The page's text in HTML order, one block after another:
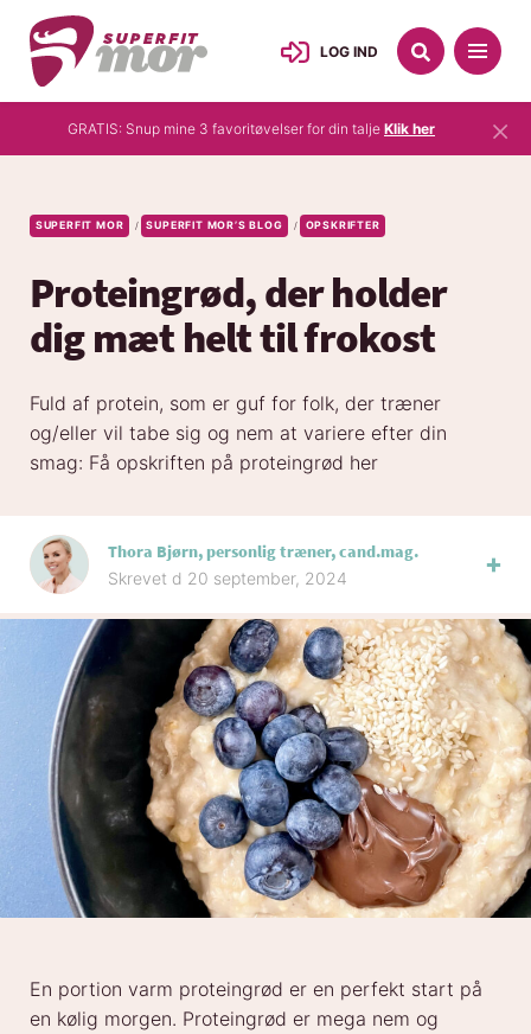
LOG IND
GRATIS: Snup mine 3 favoritøvelser for din talje Klik her ×
SUPERFIT MOR / SUPERFIT MOR’S BLOG / OPSKRIFTER
Proteingrød, der holder
dig mæt helt til frokost
Fuld af protein, som er guf for folk, der træner
og/eller vil tabe sig og nem at variere efter din
smag: Få opskriften på proteingrød her
Thora Bjørn, personlig træner, cand.mag.
Skrevet d 20 september, 2024
En portion varm proteingrød er en perfekt start på
en kølig morgen. Proteingrød er mega nem og